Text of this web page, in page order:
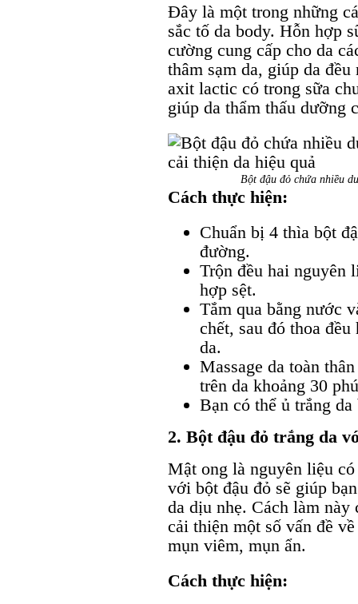
Đây là một trong những
sắc tố da body. Hỗn hợp
cường cung cấp cho da
thâm sạm da, giúp da
axit lactic có trong sữa
giúp da thẩm thấu dưỡng
Bột đậu đỏ chứa nhiều
Cách thực hiện:
Chuẩn bị 4 thìa bột
đường.
Trộn đều hai nguyên
hợp sệt.
Tắm qua bằng nước
chết, sau đó thoa
da.
Massage da toàn
trên da khoảng 30
Bạn có thể ủ trắng
2. Bột đậu đỏ trắng da
Mật ong là nguyên liệu
với bột đậu đỏ sẽ giúp
da dịu nhẹ. Cách làm
cải thiện một số vấn đề
mụn viêm, mụn ẩn.
Cách thực hiện: